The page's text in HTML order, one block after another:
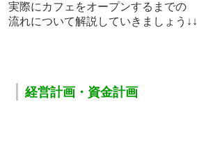
実際にカフェをオープンするまでの
流れについて解説していきましょう↓↓
経営計画・資金計画